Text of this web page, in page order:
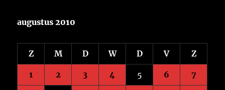
augustus 2010
Z M D W D V Z
1 2 3 4 5 6 7